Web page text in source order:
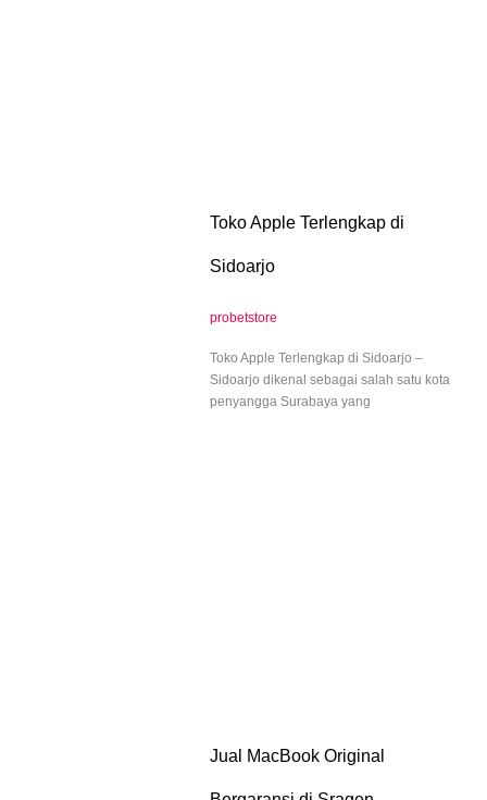
Toko Apple Terlengkap di
Sidoarjo
probetstore
Toko Apple Terlengkap di Sidoarjo –
Sidoarjo dikenal sebagai salah satu kota
penyangga Surabaya yang
Jual MacBook Original